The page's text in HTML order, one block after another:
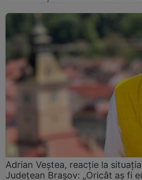
Adrian Veștea, reacție la
Județean Brașov: „Oricât aș fi